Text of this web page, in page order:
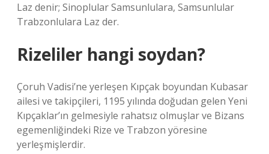
Laz denir; Sinoplular Samsunlulara, Samsunlular
Trabzonlulara Laz der.
Rizeliler hangi soydan?
Çoruh Vadisi’ne yerleşen Kıpçak boyundan Kubasar
ailesi ve takipçileri, 1195 yılında doğudan gelen Yeni
Kıpçaklar’ın gelmesiyle rahatsız olmuşlar ve Bizans
egemenliğindeki Rize ve Trabzon yöresine
yerleşmişlerdir.